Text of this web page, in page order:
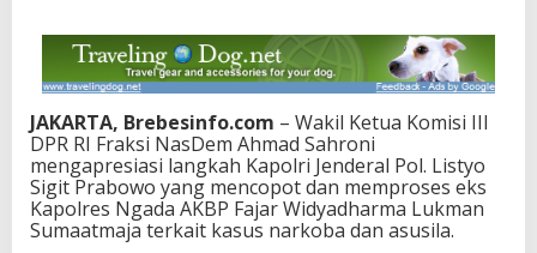
JAKARTA, Brebesinfo.com – Wakil Ketua Komisi III
DPR RI Fraksi NasDem Ahmad Sahroni
mengapresiasi langkah Kapolri Jenderal Pol. Listyo
Sigit Prabowo yang mencopot dan memproses eks
Kapolres Ngada AKBP Fajar Widyadharma Lukman
Sumaatmaja terkait kasus narkoba dan asusila.